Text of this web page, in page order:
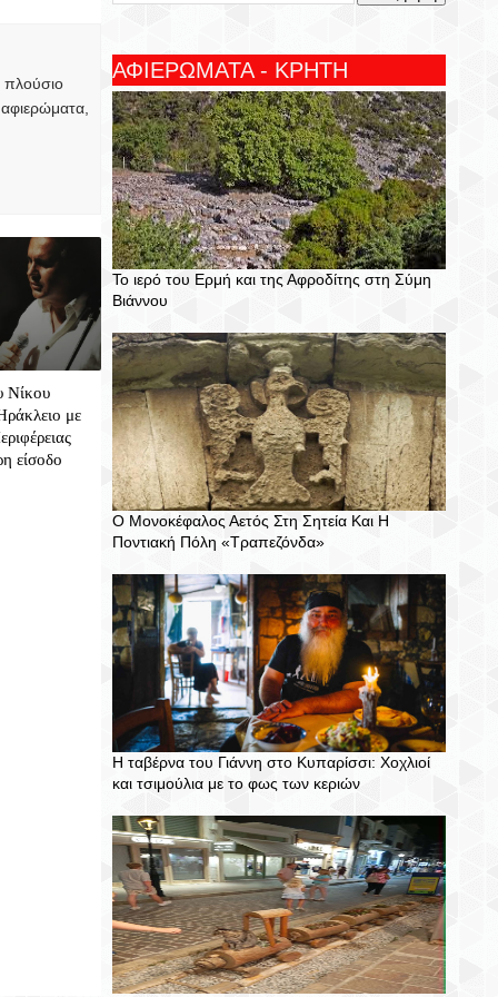
πλούσιο
Νίκου
με
είσοδο
ΑΦΙΕΡΩΜΑΤΑ - ΚΡΗΤΗ
Το ιερό του Ερμή και της Αφροδίτης στη Σύμη
Βιάννου
Ο Μονοκέφαλος Αετός Στη Σητεία Και Η
Ποντιακή Πόλη «Τραπεζόνδα»
Η ταβέρνα του Γιάννη στο Κυπαρίσσι: Χοχλιοί
και τσιμούλια με το φως των κεριών